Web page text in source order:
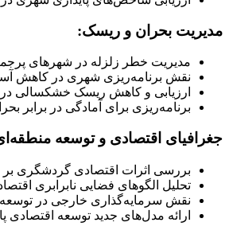
مدیریت بحران و ریسک:
مدیریت خطر زلزله در شهر‌های
نقش برنامه‌ریزی شهری در کاهش
ارزیابی و کاهش ریسک خشکسالی
برنامه‌ریزی برای آمادگی در برابر
جغرافیای اقتصادی و توسعه
بررسی اثرات اقتصادی گردشگری
تحلیل الگوهای فضایی نابرابری
نقش سرمایه‌گذاری خارجی در
ارائه مدل‌های جدید توسعه اقتصادی